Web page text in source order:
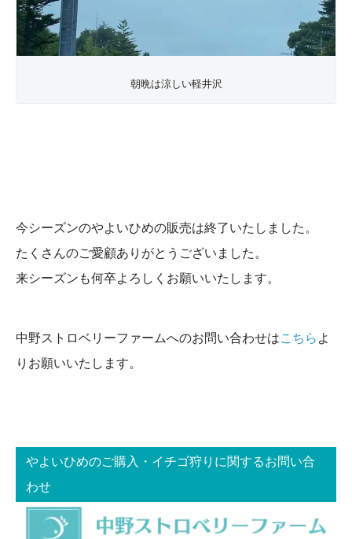
朝晩は涼しい軽井沢
今シーズンのやよいひめの販売は終了いたしました。
たくさんのご愛顧ありがとうございました。
来シーズンも何卒よろしくお願いいたします。
中野ストロベリーファームへのお問い合わせはこちら よ
りお願いいたします。
やよいひめのご購入・イチゴ狩りに関するお問い合
わせ